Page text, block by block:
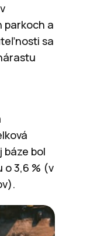
parkoch a
sa
bol
o 3,6 % (v